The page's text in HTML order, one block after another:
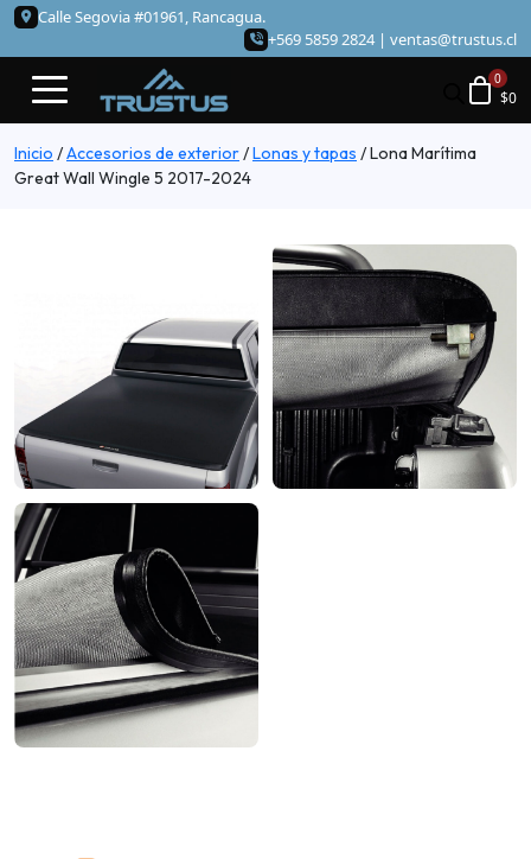
Calle Segovia #01961, Rancagua.
+569 5859 2824 | ventas@trustus.cl
$0
Inicio /Accesorios de exterior/Lonas y tapas /Lona Marítima
Great Wall Wingle 5 2017-2024